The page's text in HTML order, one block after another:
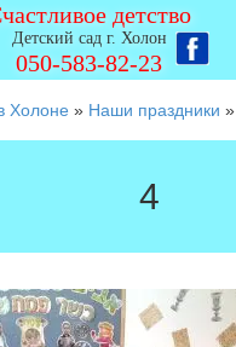
детство
Детский сад г. Холон
050-583-82-23
Холоне » Наши праздники »
4